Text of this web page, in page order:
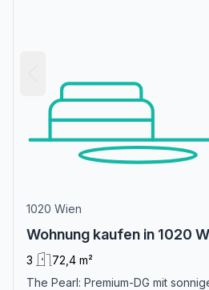
1020 Wien
Wohnung kaufen in 1020
3
72,4 m²
The Pearl: Premium-DG mit